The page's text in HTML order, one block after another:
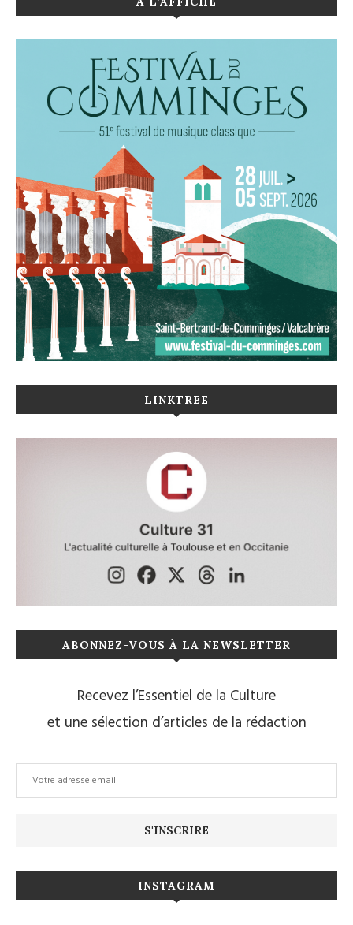
LINKTREE
ABONNEZ-VOUS À LA NEWSLETTER
Recevez l’Essentiel de la Culture
et une sélection d’articles de la rédaction
INSTAGRAM